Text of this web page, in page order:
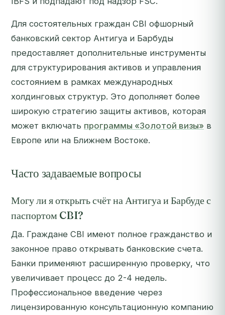
Для состоятельных граждан CBI офшорный
банковский сектор Антигуа и Барбуды
предоставляет дополнительные инструменты
для структурирования активов и управления
состоянием в рамках международных
холдинговых структур. Это дополняет более
широкую стратегию защиты активов, которая
может включать программы «Золотой визы» в
Европе или на Ближнем Востоке.
Часто задаваемые вопросы
Могу ли я открыть счёт на Антигуа и Барбуде с
паспортом CBI?
Да. Граждане CBI имеют полное гражданство и
законное право открывать банковские счета.
Банки применяют расширенную проверку, что
увеличивает процесс до 2-4 недель.
Профессиональное введение через
лицензированную консультационную компанию